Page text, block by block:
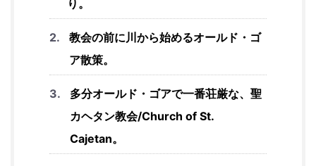
り。
教会の前に川から始めるオールド・ゴ
ア散策。
多分オールド・ゴアで一番荘厳な、聖
カヘタン教会/Church of St.
Cajetan。